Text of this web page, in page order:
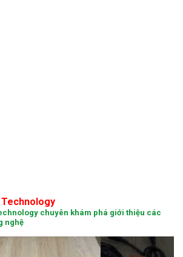
chuyên khám phá giới thiệu các
nghệ